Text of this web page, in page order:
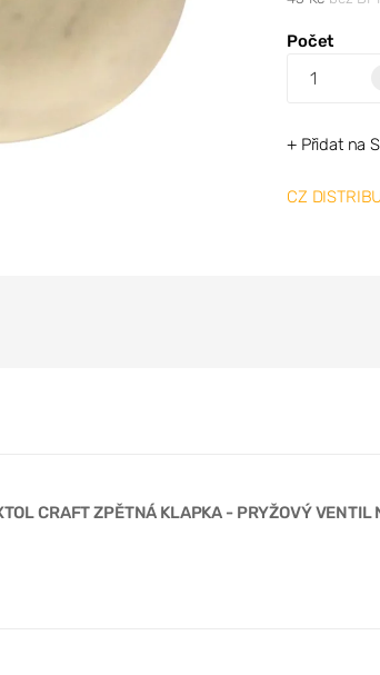
Počet
+ Přidat na
CZ
CRAFT ZPĚTNÁ KLAPKA - PRYŽOVÝ